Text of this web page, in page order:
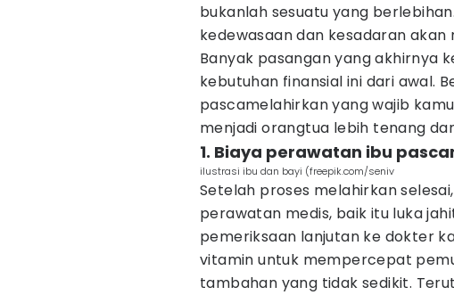
bukanlah sesuatu yang
kedewasaan dan kesadaran
Banyak pasangan yang akhirnya
kebutuhan finansial ini dari awal.
pascamelahirkan yang wajib
menjadi orangtua lebih tenang
1. Biaya perawatan ibu
ilustrasi ibu dan bayi (freepik.com/seniv
Setelah proses melahirkan
perawatan medis, baik itu luka
pemeriksaan lanjutan ke dokter
vitamin untuk mempercepat
tambahan yang tidak sedikit.